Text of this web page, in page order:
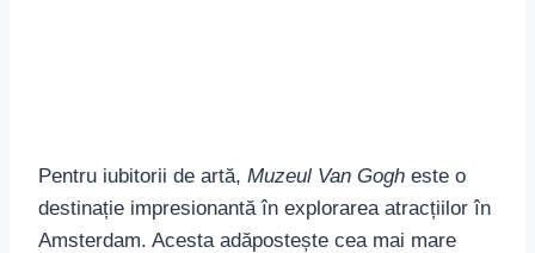
Pentru iubitorii de artă, Muzeul Van Gogh este o
destinație impresionantă în explorarea atracțiilor în
Amsterdam. Acesta adăpostește cea mai mare